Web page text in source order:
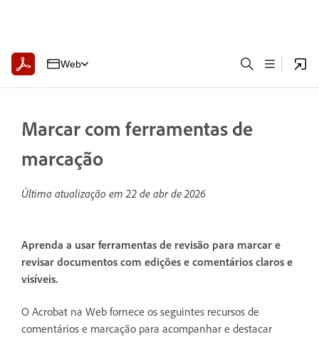
Web
Marcar com ferramentas de
marcação
Última atualização em22 de abr de 2026
Aprenda a usar ferramentas de revisão para marcar e
revisar documentos com edições e comentários claros e
visíveis.
O Acrobat na Web fornece os seguintes recursos de
comentários e marcação para acompanhar e destacar